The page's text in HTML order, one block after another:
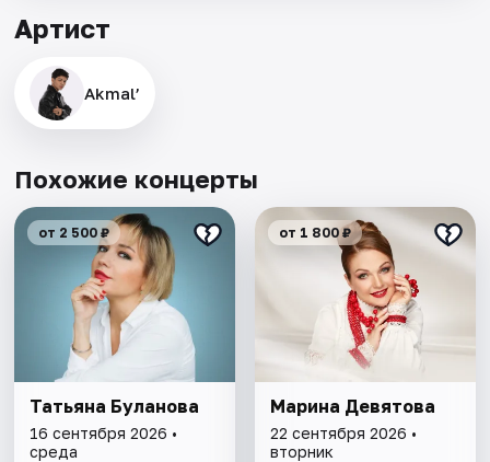
Артист
Akmal’
Похожие концерты
от 2 500 ₽
Татьяна Буланова
16 сентября 2026 •
среда
от 1 800 ₽
Марина Девятова
22 сентября 2026 •
вторник